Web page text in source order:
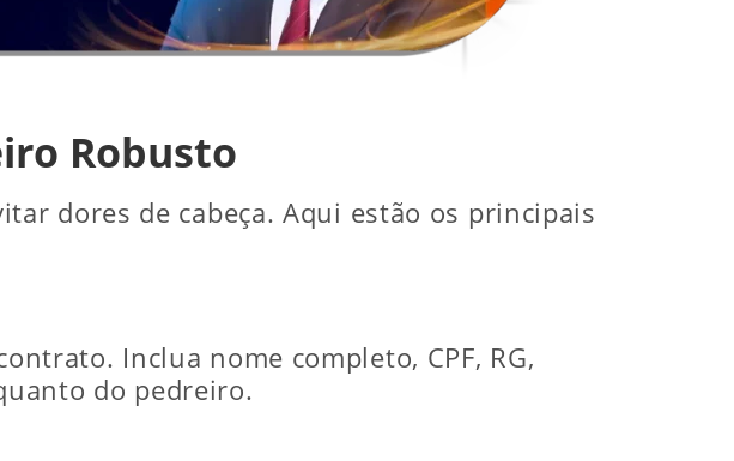
Robusto
dores de cabeça. Aqui estão os principais
Inclua nome completo, CPF, RG,
do pedreiro.